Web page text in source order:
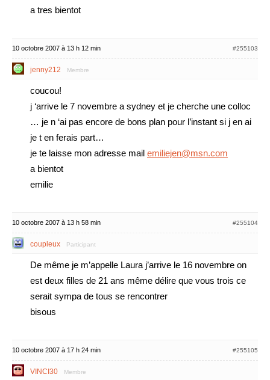
a tres bientot
10 octobre 2007 à 13 h 12 min #255103
jenny212 Membre
coucou!
j ‘arrive le 7 novembre a sydney et je cherche une colloc
… je n ‘ai pas encore de bons plan pour l’instant si j en ai
je t en ferais part…
je te laisse mon adresse mail emiliejen@msn.com
a bientot
emilie
10 octobre 2007 à 13 h 58 min #255104
coupleux Participant
De même je m’appelle Laura j’arrive le 16 novembre on
est deux filles de 21 ans même délire que vous trois ce
serait sympa de tous se rencontrer
bisous
10 octobre 2007 à 17 h 24 min #255105
VINCI30 Membre